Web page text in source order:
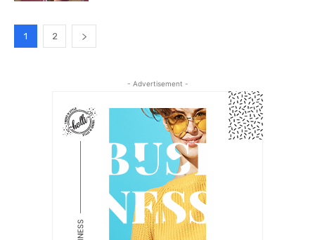
1 2
- Advertisement -